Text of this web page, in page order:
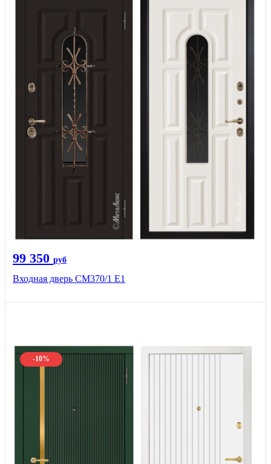
99 350 руб
Входная дверь СМ370/1 Е1
-10%